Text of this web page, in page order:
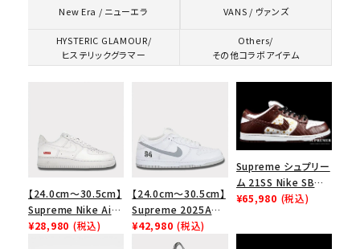
New Era / ニューエラ VANS / ヴァンズ
HYSTERIC GLAMOUR/
ヒステリックグラマー
Others/
その他コラボアイテム
【24.0cm～30.5cm】
Supreme Nike Air
Force 1 Low シュプ
¥28,980 (税込)
【24.0cm～30.5cm】
Supreme 2025AW
Nike SB Dunk Low
ナイキ SB ダンク ロ
¥42,980 (税込)
Supreme シュプリー
ム 21SS Nike SB
Dunk Low ナイキSB
¥65,980 (税込)